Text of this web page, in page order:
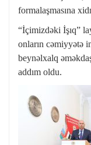
formalaşmasına
“İçimizdəki İşıq”
onların cəmiyyətə
beynəlxalq
addım oldu.